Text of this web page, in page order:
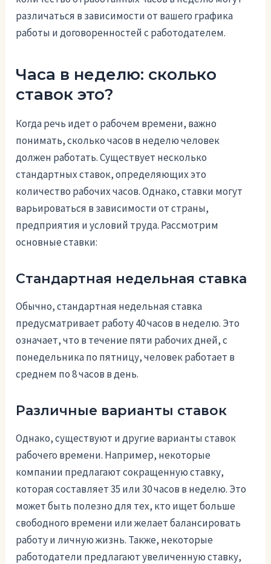
различаться в зависимости от вашего графика
работы и договоренностей с работодателем.
Часа в неделю: сколько
ставок это?
Когда речь идет о рабочем времени, важно
понимать, сколько часов в неделю человек
должен работать. Существует несколько
стандартных ставок, определяющих это
количество рабочих часов. Однако, ставки могут
варьироваться в зависимости от страны,
предприятия и условий труда. Рассмотрим
основные ставки:
Стандартная недельная ставка
Обычно, стандартная недельная ставка
предусматривает работу 40 часов в неделю. Это
означает, что в течение пяти рабочих дней, с
понедельника по пятницу, человек работает в
среднем по 8 часов в день.
Различные варианты ставок
Однако, существуют и другие варианты ставок
рабочего времени. Например, некоторые
компании предлагают сокращенную ставку,
которая составляет 35 или 30 часов в неделю. Это
может быть полезно для тех, кто ищет больше
свободного времени или желает балансировать
работу и личную жизнь. Также, некоторые
работодатели предлагают увеличенную ставку,